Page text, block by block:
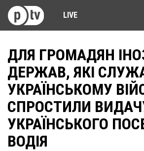
LIVE
ДЛЯ ГРОМАДЯН
ДЕРЖАВ, ЯКІ
УКРАЇНСЬКОМУ
СПРОСТИЛИ
УКРАЇНСЬКОГО
ВОДІЯ